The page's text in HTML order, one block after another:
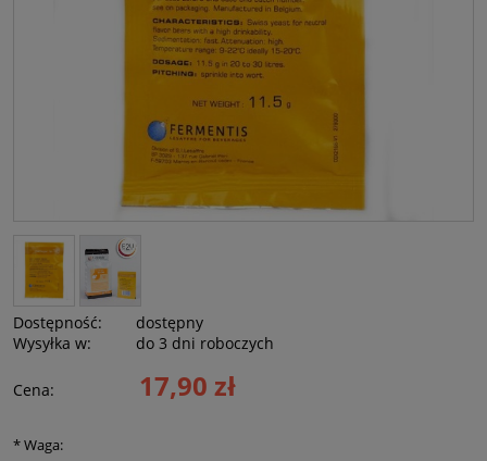
Dostępność:
dostępny
Wysyłka w:
do 3 dni roboczych
Cena: 17,90 zł
*Waga: